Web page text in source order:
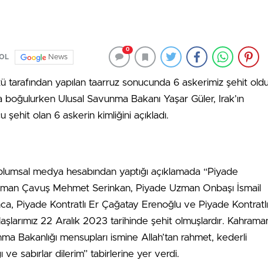
News
0
tarafından yapılan taarruz sonucunda 6 askerimiz şehit
Ulusal Savunma Bakanı Yaşar Güler, Irak’ın
şehit olan 6 askerin kimliğini açıkladı.
medya hesabından yaptığı açıklamada “Piyade
Çavuş Mehmet Serinkan, Piyade Uzman Onbaşı İsmail
Piyade Kontratlı Er Çağatay Erenoğlu ve Piyade Kontratlı
22 Aralık 2023 tarihinde şehit olmuşlardır.
Bakanlığı mensupları ismine Allah’tan rahmet, kederli
ve sabırlar dilerim” tabirlerine yer verdi.